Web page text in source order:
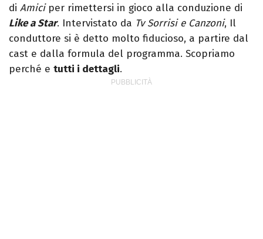
di Amiciper rimettersi in gioco alla conduzione di
Like a Star. Intervistato da Tv Sorrisi e Canzoni, Il
conduttore si è detto molto fiducioso, a partire dal
cast e dalla formula del programma. Scopriamo
perché e tutti i dettagli.